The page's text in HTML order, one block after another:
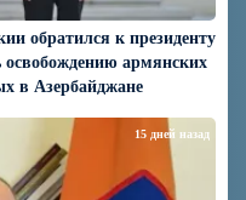
обратился к президенту
освобождению армянских
в Азербайджане
15 дней назад